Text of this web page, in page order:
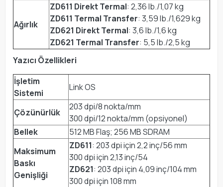
Ağırlık
ZD611 Direkt Termal: 2,36 lb./1,07 kg
ZD611 Termal Transfer: 3,59 lb./1,629 kg
ZD621 Direkt Termal: 3,6 lb./1,6 kg
ZD621 Termal Transfer: 5,5 lb./2,5 kg
Yazıcı Özellikleri
İşletim
Sistemi
Link OS
Çözünürlük
203 dpi/8 nokta/mm
300 dpi/12 nokta/mm (opsiyonel)
Bellek
512 MB Flaş; 256 MB SDRAM
Maksimum
Baskı
Genişliği
ZD611: 203 dpi için 2,2 inç/56 mm
300 dpi için 2,13 inç/54
ZD621: 203 dpi için 4,09 inç/104 mm
300 dpi için 108 mm